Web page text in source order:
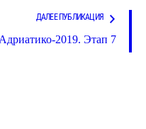
ДАЛЕЕ ПУБЛИКАЦИЯ
2019. Этап 7